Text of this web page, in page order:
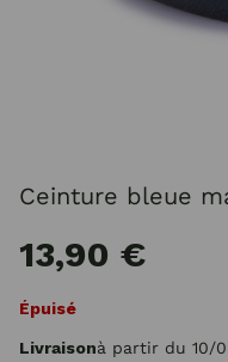
Ceinture bleue
13,90 €
Épuisé
Livraisonà partir du 10/